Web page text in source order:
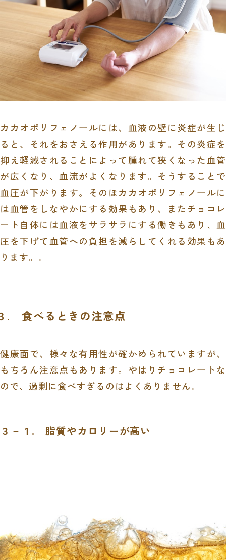
カカオポリフェノールには、血液の壁に炎症が生じ
ると、それをおさえる作用があります。その炎症を
抑え軽減されることによって腫れて狭くなった血管
が広くなり、血流がよくなります。そうすることで
血圧が下がります。そのほカカオポリフェノールに
は血管をしなやかにする効果もあり、またチョコレ
ート自体には血液をサラサラにする働きもあり、血
圧を下げて血管への負担を減らしてくれる効果もあ
ります。。
. 食べるときの注意点
健康面で、様々な有用性が確かめられていますが、
もちろん注意点もあります。やはりチョコレートな
ので、過剰に食べすぎるのはよくありません。
３－１. 脂質やカロリーが高い